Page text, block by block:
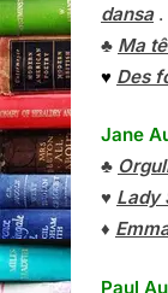
dansa.
♣ Ma
♥ Des
Jane
♣
♥ Lady
♦
Paul